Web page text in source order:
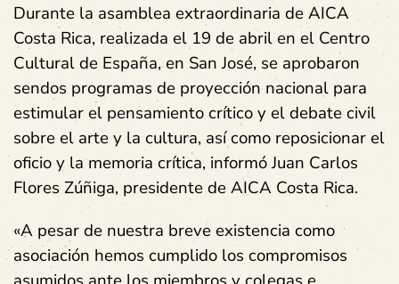
Durante la asamblea extraordinaria de AICA
Costa Rica, realizada el 19 de abril en el Centro
Cultural de España, en San José, se aprobaron
sendos programas de proyección nacional para
estimular el pensamiento crítico y el debate civil
sobre el arte y la cultura, así como reposicionar el
oficio y la memoria crítica, informó Juan Carlos
Flores Zúñiga, presidente de AICA Costa Rica.
«A pesar de nuestra breve existencia como
asociación hemos cumplido los compromisos